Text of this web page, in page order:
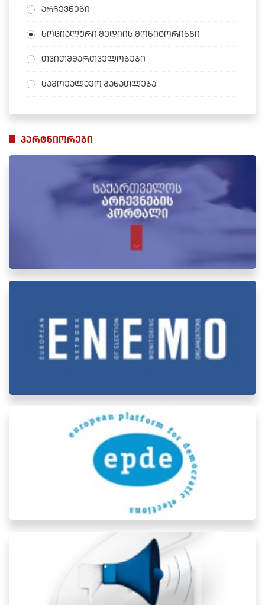
არჩევნები
სოციალური მედიის მონიტორინგი
თვითმმართველობები
სამოქალაქო განათლება
პარტნიორები